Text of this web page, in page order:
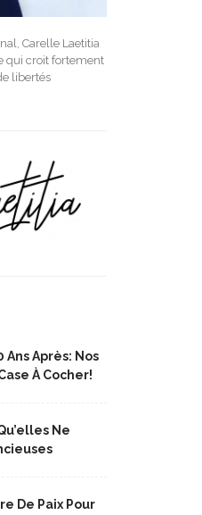
Carelle Laetitia
qui croit fortement
libertés
Ans Après: Nos
À Cocher!
Ne
De Paix Pour